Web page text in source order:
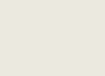
茶訪問日記